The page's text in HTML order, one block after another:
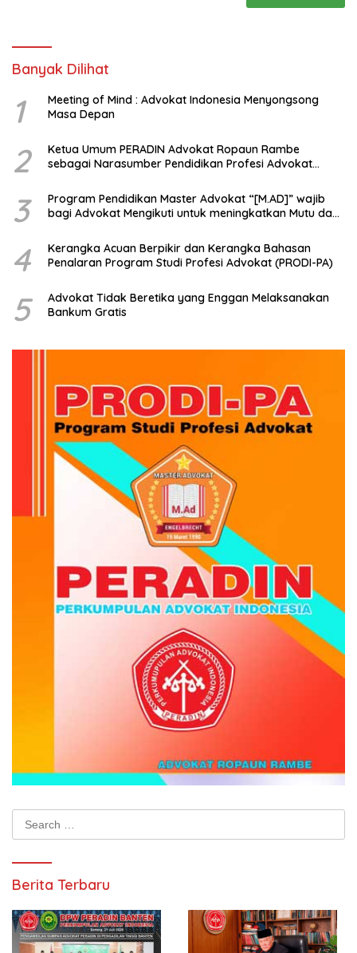
Banyak Dilihat
1
Meeting of Mind : Advokat Indonesia Menyongsong
Masa Depan
2
Ketua Umum PERADIN Advokat Ropaun Rambe
sebagai Narasumber Pendidikan Profesi Advokat
dengan Universitas
3
Program Pendidikan Master Advokat “[M.AD]” wajib
bagi Advokat Mengikuti untuk meningkatkan Mutu dan
4
Kerangka Acuan Berpikir dan Kerangka Bahasan
Penalaran Program Studi Profesi Advokat (PRODI-PA)
5
Advokat Tidak Beretika yang Enggan Melaksanakan
Bankum Gratis
Search
for:
Berita Terbaru